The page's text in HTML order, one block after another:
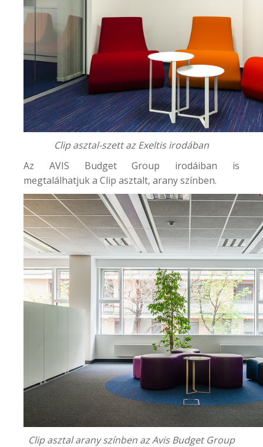
Clip asztal-szett az Exeltis irodában
Az AVIS Budget Group irodáiban is
megtalálhatjuk a Clip asztalt, arany színben.
Clip asztal arany színben az Avis Budget Group